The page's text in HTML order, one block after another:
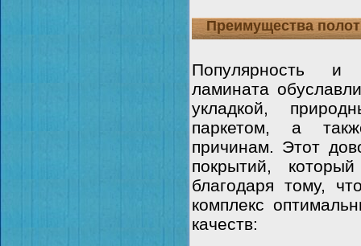
Преимущества
Популярность и
ламината
укладкой,
паркетом, а
причинам. Этот
покрытий,
благодаря тому,
комплекс
качеств: